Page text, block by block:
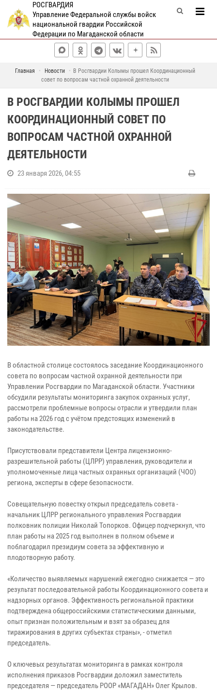
РОСГВАРДИЯ
Управление Федеральной службы войск
национальной гвардии Российской
Федерации по Магаданской области
Главная Новости
В Росгвардии Колымы прошел Координационный
совет по вопросам частной охранной деятельности
В РОСГВАРДИИ КОЛЫМЫ ПРОШЕЛ
КООРДИНАЦИОННЫЙ СОВЕТ ПО
ВОПРОСАМ ЧАСТНОЙ ОХРАННОЙ
ДЕЯТЕЛЬНОСТИ
23 января 2026, 04:55
В областной столице состоялось заседание Координационного
совета по вопросам частной охранной деятельности при
Управлении Росгвардии по Магаданской области. Участники
обсудили результаты мониторинга закупок охранных услуг,
рассмотрели проблемные вопросы отрасли и утвердили план
работы на 2026 год с учётом предстоящих изменений в
законодательстве.
Присутствовали представители Центра лицензионно-
разрешительной работы (ЦЛРР) управления, руководители и
уполномоченные лица частных охранных организаций (ЧОО)
региона, эксперты в сфере безопасности.
Совещательную повестку открыл председатель совета -
начальник ЦЛРР регионального управления Росгвардии
полковник полиции Николай Топорков. Офицер подчеркнул, что
план работы на 2025 год выполнен в полном объеме и
поблагодарил президиум совета за эффективную и
плодотворную работу.
«Количество выявляемых нарушений ежегодно снижается — это
результат последовательной работы Координационного совета и
надзорных органов. Эффективность региональной практики
подтверждена общероссийскими статистическими данными,
опыт признан положительным и взят за образец для
тиражирования в других субъектах страны», - отметил
председатель.
О ключевых результатах мониторинга в рамках контроля
исполнения приказов Росгвардии доложил заместитель
председателя — председатель РООР «МАГАДАН» Олег Крылов.